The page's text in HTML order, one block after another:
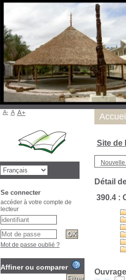
Site de
Détail
390.4 :
Accueil
Nous
A- A A+
Se connecter
accéder à votre compte de
lecteur
Mot de passe oublié ?
Affiner ou comparer